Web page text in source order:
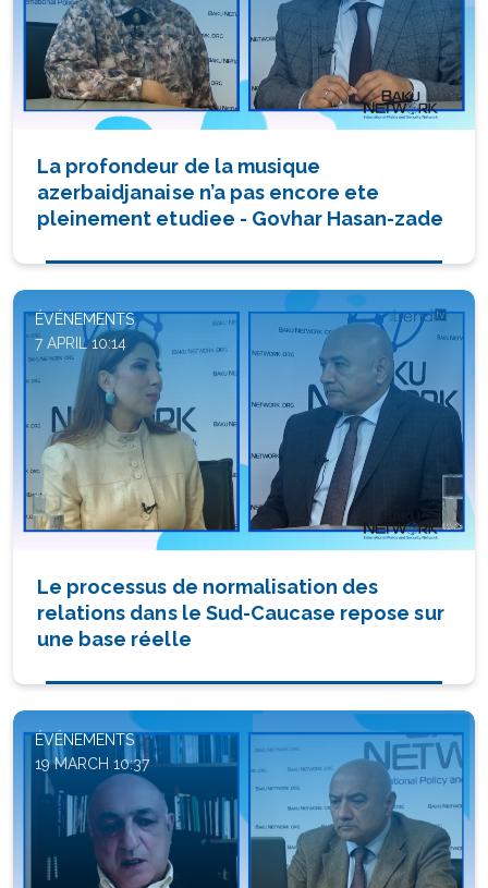
La profondeur de la musique
azerbaidjanaise n’a pas encore ete
pleinement etudiee - Govhar Hasan-zade
ÉVÉNEMENTS
7 APRIL 10:14
Le processus de normalisation des
relations dans le Sud-Caucase repose sur
une base réelle
ÉVÉNEMENTS
19 MARCH 10:37